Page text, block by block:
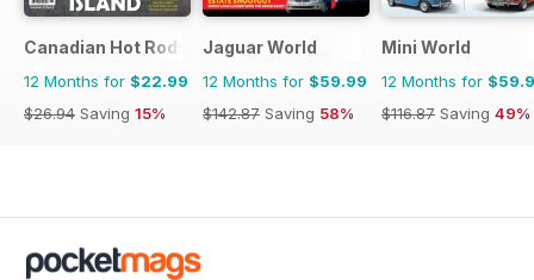
Canadian Hot Rods
12 Months for $22.99
$26.94 Saving 15%
Jaguar World
12 Months for $59.99
$142.87 Saving 58%
Mini World
12 Months for
$116.87 Saving 49%